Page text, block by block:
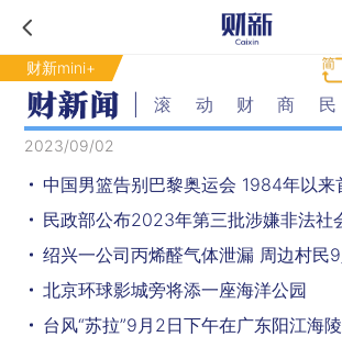
财新mini+
滚动财商
2023/09/02
民政部公布2023年第三批涉嫌非法社
北京环球影城旁将添一座海洋公园
台风“苏拉”9月2日下午在广东阳江海